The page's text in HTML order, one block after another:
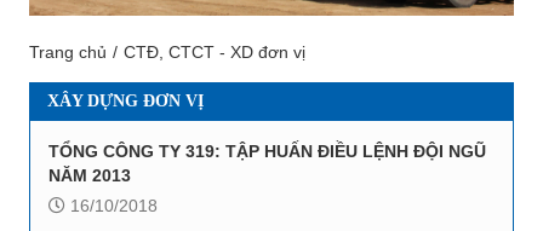
Trang chủ CTĐ, CTCT - XD đơn vị
XÂY DỰNG ĐƠN VỊ
TỔNG CÔNG TY 319: TẬP HUẤN ĐIỀU LỆNH ĐỘI NGŨ
NĂM 2013
16/10/2018